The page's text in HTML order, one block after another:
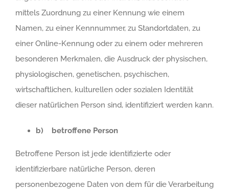
mittels Zuordnung zu einer Kennung wie einem
Namen, zu einer Kennnummer, zu Standortdaten, zu
einer Online-Kennung oder zu einem oder mehreren
besonderen Merkmalen, die Ausdruck der physischen,
physiologischen, genetischen, psychischen,
wirtschaftlichen, kulturellen oder sozialen Identität
dieser natürlichen Person sind, identifiziert werden kann.
b) betroffene Person
Betroffene Person ist jede identifizierte oder
identifizierbare natürliche Person, deren
personenbezogene Daten von dem für die Verarbeitung